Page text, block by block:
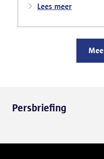
nadat meerdere
ernstige
Lees meer
Persbriefing